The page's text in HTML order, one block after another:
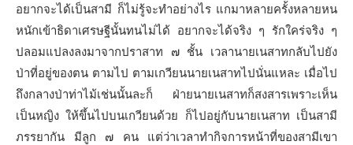
อยากจะได้เป็นสามี ก็ไม่รู้จะทำอย่างไร แกมาหลายครั้งหลายหน
หนักเข้าธิดาเศรษฐีนั้นทนไม่ได้ อยากจะได้จริง ๆ รักใคร่จริง ๆ
ปลอมแปลงลงมาจากปราสาท ๗ ชั้น เวลานายเนสาทกลับไปยัง
ป่าที่อยู่ของตน ตามไป ตามเกวียนนายเนสาทไปนั่นแหละ เมื่อไป
ถึงกลางป่าท่าไม้เช่นนั้นละก็ ฝ่ายนายเนสาทก็สงสารเพราะเห็น
เป็นหญิง ให้ขึ้นไปบนเกวียนด้วย ก็ไปอยู่กับนายเนสาท เป็นสามี
ภรรยากัน มีลูก ๗ คน แต่ว่าเวลาทำกิจการหน้าที่ของสามีเขา